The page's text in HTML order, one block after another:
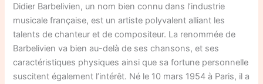
Didier Barbelivien, un nom bien connu dans l’industrie
musicale française, est un artiste polyvalent alliant les
talents de chanteur et de compositeur. La renommée de
Barbelivien va bien au-delà de ses chansons, et ses
caractéristiques physiques ainsi que sa fortune personnelle
suscitent également l’intérêt. Né le 10 mars 1954 à Paris, il a